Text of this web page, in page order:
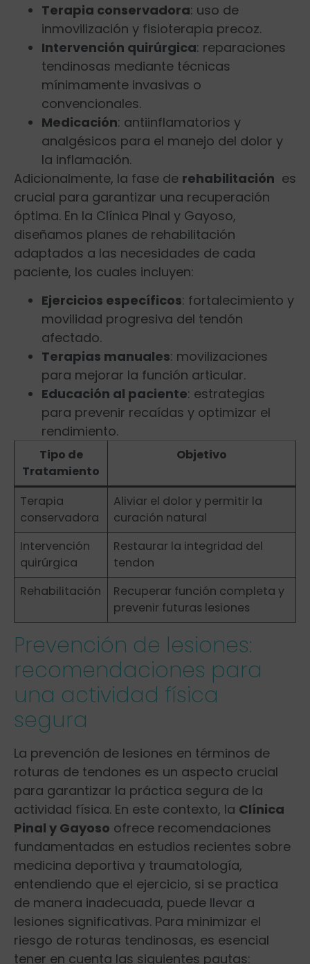
Terapia conservadora: uso de
inmovilización y fisioterapia precoz.
Intervención quirúrgica: reparaciones
tendinosas mediante técnicas
mínimamente invasivas​ o
convencionales.
Medicación: antiinflamatorios y
analgésicos para el manejo del dolor y
la inflamación.
Adicionalmente, la fase de rehabilitación ⁤ es
crucial ⁣para garantizar una recuperación
óptima. En la ‍Clínica Pinal y Gayoso,
diseñamos planes de rehabilitación
adaptados‍ a las necesidades de cada
paciente, ⁤los cuales incluyen:
Ejercicios específicos: fortalecimiento y
movilidad progresiva del tendón
afectado.
Terapias manuales: movilizaciones
para mejorar la función articular.
Educación al paciente: estrategias‌
para ⁢prevenir recaídas y optimizar el
rendimiento.
Tipo de
Tratamiento
Objetivo
Terapia
conservadora
Aliviar el dolor y permitir ⁤la
curación natural
Intervención​
quirúrgica
Restaurar la integridad del
tendon
Rehabilitación
Recuperar función completa y
prevenir futuras lesiones
Prevención de lesiones:
recomendaciones para
una actividad física
segura
La prevención de lesiones en términos de
roturas de tendones es un ‌aspecto ⁢crucial
para garantizar la práctica segura ⁣de la⁢
actividad física. En este contexto, la Clínica
Pinal y​ Gayoso ofrece recomendaciones
fundamentadas en estudios recientes sobre ​
medicina deportiva y traumatología,
entendiendo que el ejercicio, si se practica‌
de manera ‍inadecuada, puede⁣ llevar a
lesiones significativas. Para minimizar ‍el
riesgo ‌de roturas tendinosas, es esencial
tener en ⁢cuenta las siguientes pautas: